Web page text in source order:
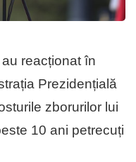
reacționat în
Prezidențială
zborurilor lui
10 ani petrecuți